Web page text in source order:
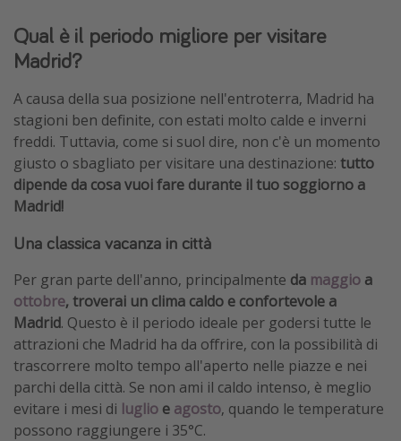
Qual è il periodo migliore per visitare
Madrid?
A causa della sua posizione nell'entroterra, Madrid ha
stagioni ben definite, con estati molto calde e inverni
freddi. Tuttavia, come si suol dire, non c'è un momento
giusto o sbagliato per visitare una destinazione: tutto
dipende da cosa vuoi fare durante il tuo soggiorno a
Madrid!
Una classica vacanza in città
Per gran parte dell'anno, principalmente da maggio a
ottobre, troverai un clima caldo e confortevole a
Madrid. Questo è il periodo ideale per godersi tutte le
attrazioni che Madrid ha da offrire, con la possibilità di
trascorrere molto tempo all'aperto nelle piazze e nei
parchi della città. Se non ami il caldo intenso, è meglio
evitare i mesi di luglio e agosto, quando le temperature
possono raggiungere i 35°C.